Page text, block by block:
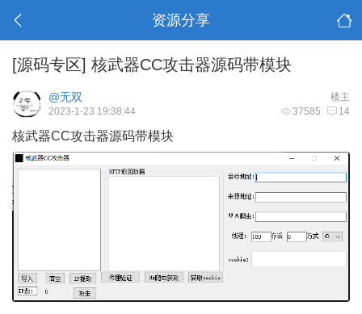
资源分享
[源码专区] 核武器CC攻击器源码带模块
楼主
@无双
37585 14
2023-1-23 19:38:44
核武器CC攻击器源码带模块